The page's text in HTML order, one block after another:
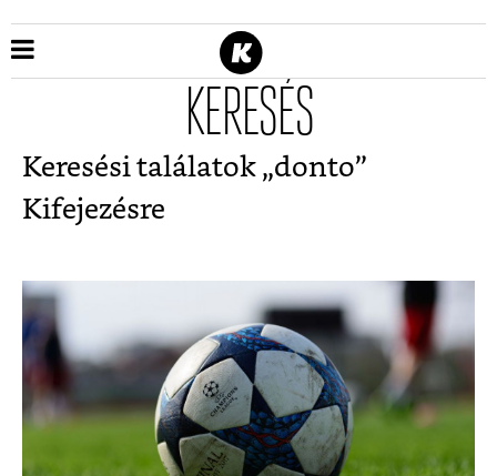
KERESÉS
Keresési találatok „donto”
Kifejezésre